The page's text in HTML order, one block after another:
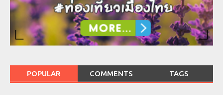
POPULAR COMMENTS TAGS